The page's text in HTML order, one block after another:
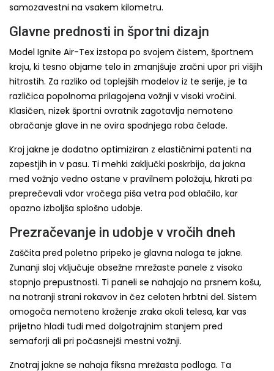
samozavestni na vsakem kilometru.
Glavne prednosti in športni dizajn
Model Ignite Air-Tex izstopa po svojem čistem, športnem
kroju, ki tesno objame telo in zmanjšuje zračni upor pri višjih
hitrostih. Za razliko od toplejših modelov iz te serije, je ta
različica popolnoma prilagojena vožnji v visoki vročini.
Klasičen, nizek športni ovratnik zagotavlja nemoteno
obračanje glave in ne ovira spodnjega roba čelade.
Kroj jakne je dodatno optimiziran z elastičnimi patenti na
zapestjih in v pasu. Ti mehki zaključki poskrbijo, da jakna
med vožnjo vedno ostane v pravilnem položaju, hkrati pa
preprečevali vdor vročega piša vetra pod oblačilo, kar
opazno izboljša splošno udobje.
Prezračevanje in udobje v vročih dneh
Zaščita pred poletno pripeko je glavna naloga te jakne.
Zunanji sloj vključuje obsežne mrežaste panele z visoko
stopnjo prepustnosti. Ti paneli se nahajajo na prsnem košu,
na notranji strani rokavov in čez celoten hrbtni del. Sistem
omogoča nemoteno kroženje zraka okoli telesa, kar vas
prijetno hladi tudi med dolgotrajnim stanjem pred
semaforji ali pri počasnejši mestni vožnji.
Znotraj jakne se nahaja fiksna mrežasta podloga. Ta